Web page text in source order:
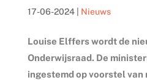
17-06-2024| Nieuws
Louise Elffers wordt de
Onderwijsraad. De
ingestemd op voorstel